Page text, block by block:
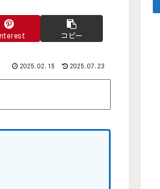
コピー
2025.02.15 2025.07.23